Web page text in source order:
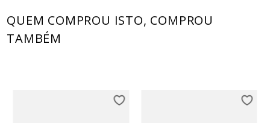
QUEM COMPROU ISTO, COMPROU
TAMBÉM